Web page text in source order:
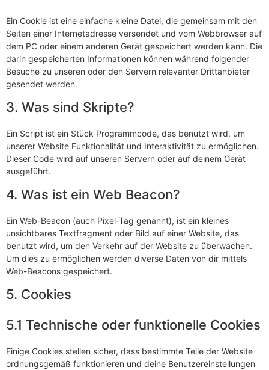
Ein Cookie ist eine einfache kleine Datei, die gemeinsam mit den
Seiten einer Internetadresse versendet und vom Webbrowser auf
dem PC oder einem anderen Gerät gespeichert werden kann. Die
darin gespeicherten Informationen können während folgender
Besuche zu unseren oder den Servern relevanter Drittanbieter
gesendet werden.
3. Was sind Skripte?
Ein Script ist ein Stück Programmcode, das benutzt wird, um
unserer Website Funktionalität und Interaktivität zu ermöglichen.
Dieser Code wird auf unseren Servern oder auf deinem Gerät
ausgeführt.
4. Was ist ein Web Beacon?
Ein Web-Beacon (auch Pixel-Tag genannt), ist ein kleines
unsichtbares Textfragment oder Bild auf einer Website, das
benutzt wird, um den Verkehr auf der Website zu überwachen.
Um dies zu ermöglichen werden diverse Daten von dir mittels
Web-Beacons gespeichert.
5. Cookies
5.1 Technische oder funktionelle Cookies
Einige Cookies stellen sicher, dass bestimmte Teile der Website
ordnungsgemäß funktionieren und deine Benutzereinstellungen